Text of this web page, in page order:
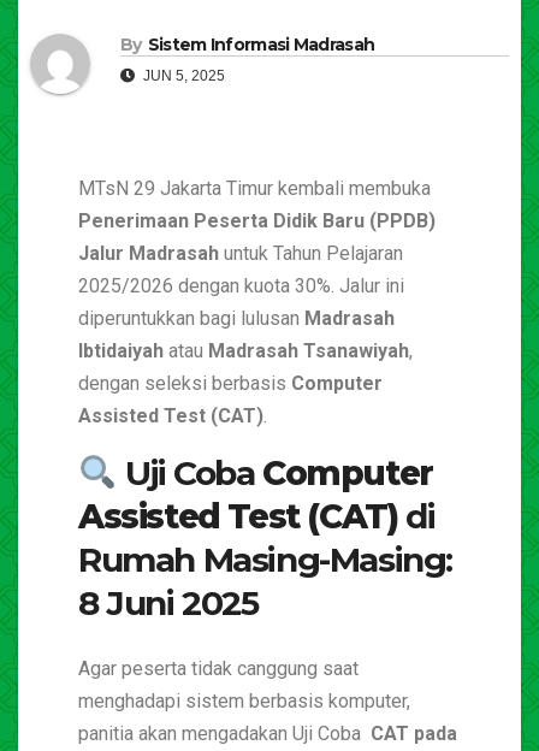
By Sistem Informasi Madrasah
JUN 5, 2025
MTsN 29 Jakarta Timur kembali membuka
Penerimaan Peserta Didik Baru (PPDB)
Jalur Madrasah untuk Tahun Pelajaran
2025/2026 dengan kuota 30%. Jalur ini
diperuntukkan bagi lulusan Madrasah
Ibtidaiyah atau Madrasah Tsanawiyah,
dengan seleksi berbasis Computer
Assisted Test (CAT).
Uji Coba Computer
Assisted Test (CAT)di
Rumah Masing-Masing:
8 Juni 2025
Agar peserta tidak canggung saat
menghadapi sistem berbasis komputer,
panitia akan mengadakan Uji Coba CAT pada